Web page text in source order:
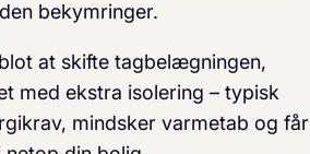
bekymringer.
at skifte tagbelægningen,
med ekstra isolering – typisk
mindsker varmetab og får